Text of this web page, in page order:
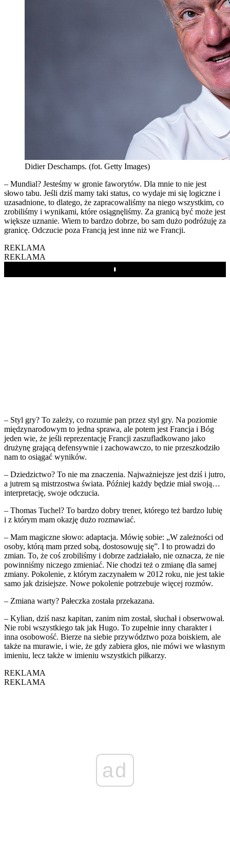
Didier Deschamps. (fot. Getty Images)
– Mundial? Jesteśmy w gronie faworytów. Dla mnie to nie jest
słowo tabu. Jeśli dziś mamy taki status, co wydaje mi się logiczne i
uzasadnione, to dlatego, że zapracowaliśmy na niego wszystkim, co
zrobiliśmy i wynikami, które osiągnęliśmy. Za granicą być może jest
większe uznanie. Wiem to bardzo dobrze, bo sam dużo podróżuję za
granicę. Odczucie poza Francją jest inne niż we Francji.
REKLAMA
REKLAMA
Play
– Styl gry? To zależy, co rozumie pan przez styl gry. Na poziomie
międzynarodowym to jedna sprawa, ale potem jest Francja i Bóg
jeden wie, że jeśli reprezentację Francji zaszufladkowano jako
drużynę grającą defensywnie i zachowawczo, to nie przeszkodziło
nam to osiągać wyników.
– Dziedzictwo? To nie ma znaczenia. Najważniejsze jest dziś i jutro,
a jutrem są mistrzostwa świata. Później każdy będzie miał swoją…
interpretację, swoje odczucia.
– Thomas Tuchel? To bardzo dobry trener, którego też bardzo lubię
i z którym mam okazję dużo rozmawiać.
– Mam magiczne słowo: adaptacja. Mówię sobie: „W zależności od
osoby, którą mam przed sobą, dostosowuję się”. I to prowadzi do
zmian. To, że coś zrobiliśmy i dobrze zadziałało, nie oznacza, że nie
powinniśmy niczego zmieniać. Nie chodzi też o zmianę dla samej
zmiany. Pokolenie, z którym zaczynałem w 2012 roku, nie jest takie
samo jak dzisiejsze. Nowe pokolenie potrzebuje więcej rozmów.
– Zmiana warty? Pałeczka została przekazana.
– Kylian, dziś nasz kapitan, zanim nim został, słuchał i obserwował.
Nie robi wszystkiego tak jak Hugo. To zupełnie inny charakter i
inna osobowość. Bierze na siebie przywództwo poza boiskiem, ale
także na murawie, i wie, że gdy zabiera głos, nie mówi we własnym
imieniu, lecz także w imieniu wszystkich piłkarzy.
REKLAMA
REKLAMA
ad